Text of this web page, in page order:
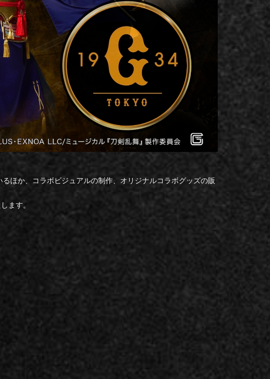
ほか、コラボビジュアルの制作、オリジナルコラボグッズの販
ます。